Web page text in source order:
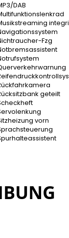
DAB
Fzg
geteilt
vorn